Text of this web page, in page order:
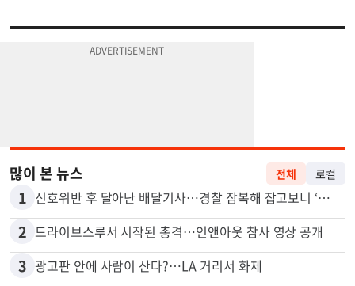
많이 본 뉴스 전체 로컬
1 신호위반 후 달아난 배달기사…경찰 잠복해 잡고보니 ‘반전’
2 드라이브스루서 시작된 총격…인앤아웃 참사 영상 공개
3 광고판 안에 사람이 산다?…LA 거리서 화제